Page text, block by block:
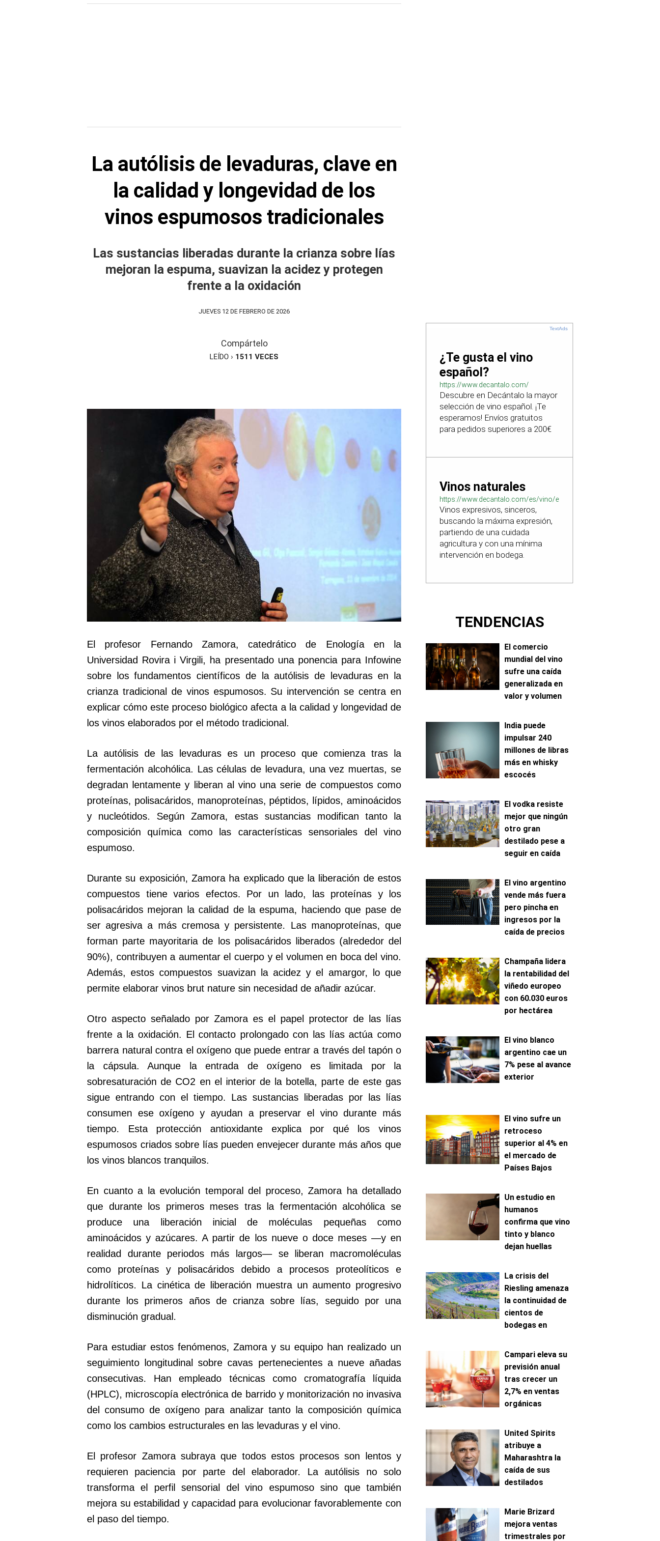
La autólisis de levaduras, clave en
la calidad y longevidad de los
vinos espumosos tradicionales
Las sustancias liberadas durante la crianza sobre lías
mejoran la espuma, suavizan la acidez y protegen
frente a la oxidación
JUEVES 12 DE FEBRERO DE 2026
Compártelo
LEÍDO › 1511 VECES
El profesor Fernando Zamora, catedrático de Enología en la
Universidad Rovira i Virgili, ha presentado una ponencia para Infowine
sobre los fundamentos científicos de la autólisis de levaduras en la
crianza tradicional de vinos espumosos. Su intervención se centra en
explicar cómo este proceso biológico afecta a la calidad y longevidad de
los vinos elaborados por el método tradicional.
La autólisis de las levaduras es un proceso que comienza tras la
fermentación alcohólica. Las células de levadura, una vez muertas, se
degradan lentamente y liberan al vino una serie de compuestos como
proteínas, polisacáridos, manoproteínas, péptidos, lípidos, aminoácidos
y nucleótidos. Según Zamora, estas sustancias modifican tanto la
composición química como las características sensoriales del vino
espumoso.
Durante su exposición, Zamora ha explicado que la liberación de estos
compuestos tiene varios efectos. Por un lado, las proteínas y los
polisacáridos mejoran la calidad de la espuma, haciendo que pase de
ser agresiva a más cremosa y persistente. Las manoproteínas, que
forman parte mayoritaria de los polisacáridos liberados (alrededor del
90%), contribuyen a aumentar el cuerpo y el volumen en boca del vino.
Además, estos compuestos suavizan la acidez y el amargor, lo que
permite elaborar vinos brut nature sin necesidad de añadir azúcar.
Otro aspecto señalado por Zamora es el papel protector de las lías
frente a la oxidación. El contacto prolongado con las lías actúa como
barrera natural contra el oxígeno que puede entrar a través del tapón o
la cápsula. Aunque la entrada de oxígeno es limitada por la
sobresaturación de CO2 en el interior de la botella, parte de este gas
sigue entrando con el tiempo. Las sustancias liberadas por las lías
consumen ese oxígeno y ayudan a preservar el vino durante más
tiempo. Esta protección antioxidante explica por qué los vinos
espumosos criados sobre lías pueden envejecer durante más años que
los vinos blancos tranquilos.
En cuanto a la evolución temporal del proceso, Zamora ha detallado
que durante los primeros meses tras la fermentación alcohólica se
produce una liberación inicial de moléculas pequeñas como
aminoácidos y azúcares. A partir de los nueve o doce meses —y en
realidad durante periodos más largos— se liberan macromoléculas
como proteínas y polisacáridos debido a procesos proteolíticos e
hidrolíticos. La cinética de liberación muestra un aumento progresivo
durante los primeros años de crianza sobre lías, seguido por una
disminución gradual.
Para estudiar estos fenómenos, Zamora y su equipo han realizado un
seguimiento longitudinal sobre cavas pertenecientes a nueve añadas
consecutivas. Han empleado técnicas como cromatografía líquida
(HPLC), microscopía electrónica de barrido y monitorización no invasiva
del consumo de oxígeno para analizar tanto la composición química
como los cambios estructurales en las levaduras y el vino.
El profesor Zamora subraya que todos estos procesos son lentos y
requieren paciencia por parte del elaborador. La autólisis no solo
transforma el perfil sensorial del vino espumoso sino que también
mejora su estabilidad y capacidad para evolucionar favorablemente con
el paso del tiempo.
TextAds
¿Te gusta el vino
español?
https://www.decantalo.com/
Descubre en Decántalo la mayor
selección de vino español. ¡Te
esperamos! Envíos gratuitos
para pedidos superiores a 200€
Vinos naturales
https://www.decantalo.com/es/vino/elaboracion_natural/
Vinos expresivos, sinceros,
buscando la máxima expresión,
partiendo de una cuidada
agricultura y con una mínima
intervención en bodega.
TENDENCIAS
El comercio
mundial del vino
sufre una caída
generalizada en
valor y volumen
India puede
impulsar 240
millones de libras
más en whisky
escocés
El vodka resiste
mejor que ningún
otro gran
destilado pese a
seguir en caída
El vino argentino
vende más fuera
pero pincha en
ingresos por la
caída de precios
Champaña lidera
la rentabilidad del
viñedo europeo
con 60.030 euros
por hectárea
El vino blanco
argentino cae un
7% pese al avance
exterior
El vino sufre un
retroceso
superior al 4% en
el mercado de
Países Bajos
Un estudio en
humanos
confirma que vino
tinto y blanco
dejan huellas
distintas
La crisis del
Riesling amenaza
la continuidad de
cientos de
bodegas en
Campari eleva su
previsión anual
tras crecer un
2,7% en ventas
orgánicas
United Spirits
atribuye a
Maharashtra la
caída de sus
destilados
Marie Brizard
mejora ventas
trimestrales por